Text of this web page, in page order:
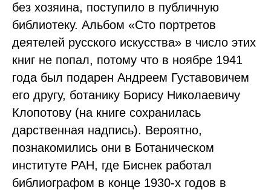
без хозяина, поступило в публичную
библиотеку. Альбом «Сто портретов
деятелей русского искусства» в число этих
книг не попал, потому что в ноябре 1941
года был подарен Андреем Густавовичем
его другу, ботанику Борису Николаевичу
Клопотову (на книге сохранилась
дарственная надпись). Вероятно,
познакомились они в Ботаническом
институте РАН, где Биснек работал
библиографом в конце 1930-х годов в